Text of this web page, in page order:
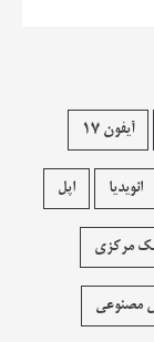
آیفون 17
انویدیا اپل
مرکزی
مصنوعی